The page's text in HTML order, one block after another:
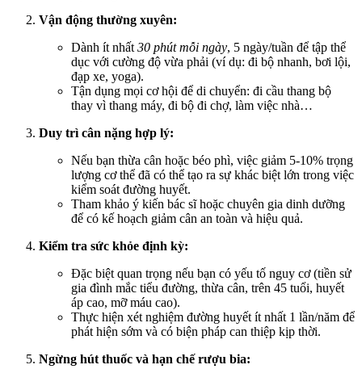
Vận động thường xuyên:
Dành ít nhất 30 phút mỗi ngày, 5 ngày/tuần để tập thể
dục với cường độ vừa phải (ví dụ: đi bộ nhanh, bơi lội,
đạp xe, yoga).
Tận dụng mọi cơ hội để di chuyển: đi cầu thang bộ
thay vì thang máy, đi bộ đi chợ, làm việc nhà…
Duy trì cân nặng hợp lý:
Nếu bạn thừa cân hoặc béo phì, việc giảm 5-10% trọng
lượng cơ thể đã có thể tạo ra sự khác biệt lớn trong việc
kiểm soát đường huyết.
Tham khảo ý kiến bác sĩ hoặc chuyên gia dinh dưỡng
để có kế hoạch giảm cân an toàn và hiệu quả.
Kiểm tra sức khỏe định kỳ:
Đặc biệt quan trọng nếu bạn có yếu tố nguy cơ (tiền sử
gia đình mắc tiểu đường, thừa cân, trên 45 tuổi, huyết
áp cao, mỡ máu cao).
Thực hiện xét nghiệm đường huyết ít nhất 1 lần/năm để
phát hiện sớm và có biện pháp can thiệp kịp thời.
Ngừng hút thuốc và hạn chế rượu bia: